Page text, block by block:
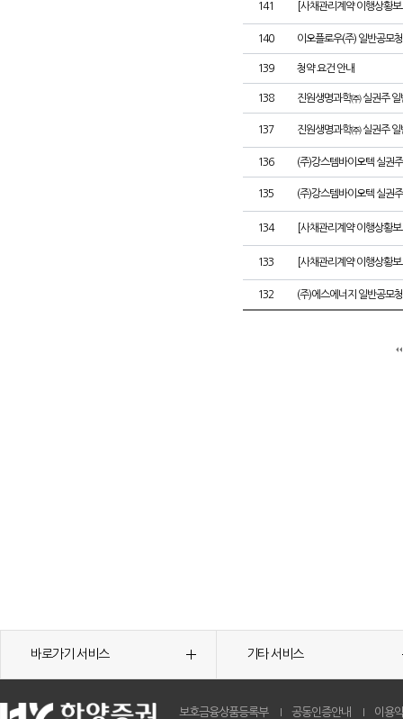
141 [사채관리계약 이행상황
140 이오플로우(주) 일반공모
139 청약 요건 안내
138 진원생명과학㈜ 실권주 일
137 진원생명과학㈜ 실권주 일
136 (주)강스템바이오텍 실권
135 (주)강스템바이오텍 실권
134 [사채관리계약 이행상황
133 [사채관리계약 이행상황
132 (주)에스에너지 일반공모
바로가기 서비스 기타 서비스
보호금융상품등록부 공동인증안내 이용